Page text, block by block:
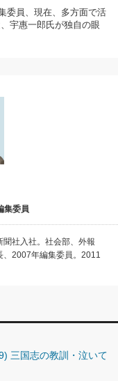
委員、現在、多方面で活
宇惠一郎氏が独自の眼
集委員
社入社。社会部、外報
2007年編集委員。2011
三国志の教訓・泣いて